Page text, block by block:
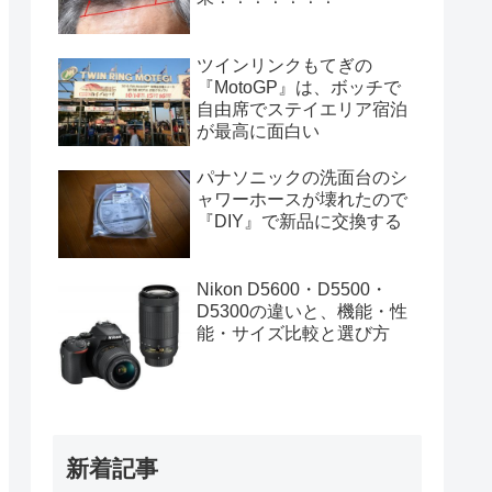
ツインリンクもてぎの
『MotoGP』は、ボッチで
自由席でステイエリア宿泊
が最高に面白い
パナソニックの洗面台のシ
ャワーホースが壊れたので
『DIY』で新品に交換する
Nikon D5600・D5500・
D5300の違いと、機能・性
能・サイズ比較と選び方
新着記事